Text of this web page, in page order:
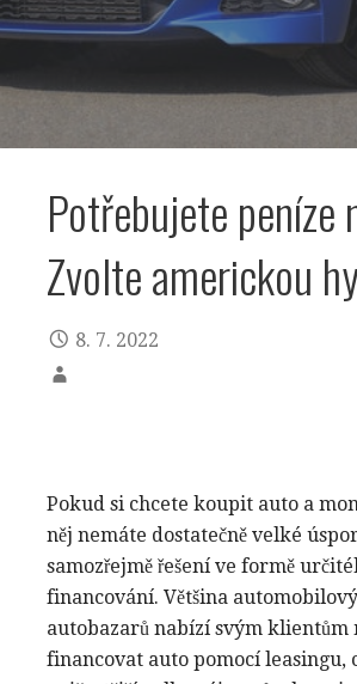
Potřebujete peníze
Zvolte americkou
8. 7. 2022
Pokud si chcete koupit auto a
něj nemáte dostatečně velké
samozřejmě řešení ve formě
financování. Většina
autobazarů nabízí svým klientům
financovat auto pomocí leasingu,